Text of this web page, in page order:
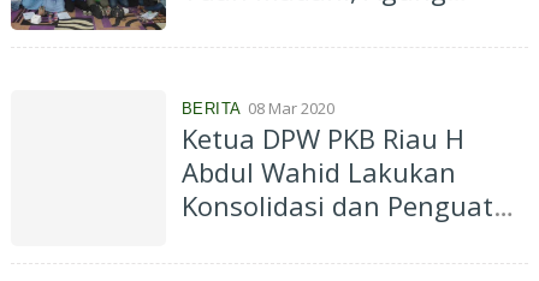
Azwendi Serukan
BERITA 08 Mar 2020
Ketua DPW PKB Riau H
Abdul Wahid Lakukan
Konsolidasi dan Penguatan